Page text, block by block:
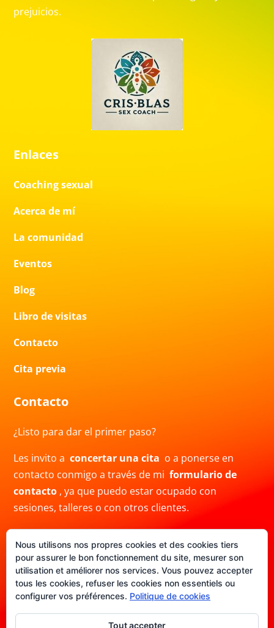
prejuicios.
Enlaces
Coaching sexual
Acerca de mí
La comunidad
Eventos
Blog
Libro de visitas
Contacto
Cita previa
Contacto
¿Listo para dar el primer paso?
Les invito aconcertar una cita o a ponerse en
contacto conmigo a través de miformulario de
contacto , ya que puedo estar ocupado con
sesiones, talleres o con otros clientes.
También puedes contactarme por correo electrónico
ainfo@crisblas.como porWhatsAppal
+34691480780. Ten en cuenta que mi respuesta
puede demorar.
Nous utilisons nos propres cookies et des cookies tiers
pour assurer le bon fonctionnement du site, mesurer son
utilisation et améliorer nos services. Vous pouvez accepter
tous les cookies, refuser les cookies non essentiels ou
configurer vos préférences. Politique de cookies
Tout accepter